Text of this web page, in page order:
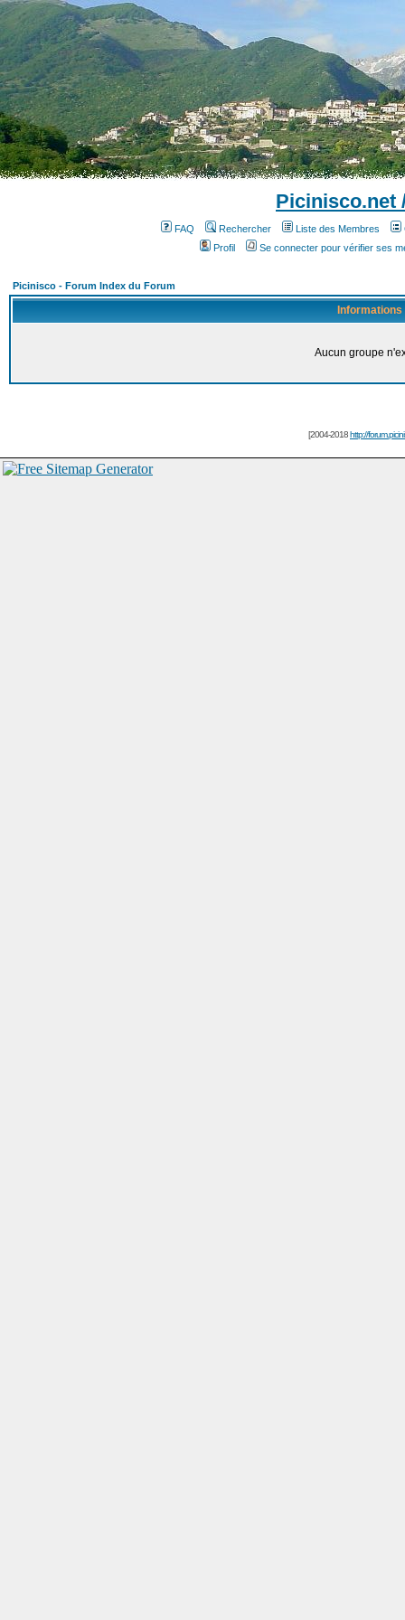
Picinisco.net
FAQ Rechercher Liste des Membres
Profil
Se connecter pour vérifier ses
Picinisco - Forum Index du Forum
Informations
Aucun groupe
[2004-2018http://